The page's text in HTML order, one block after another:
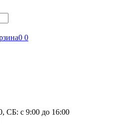
0 0
СБ: с 9:00 до 16:00